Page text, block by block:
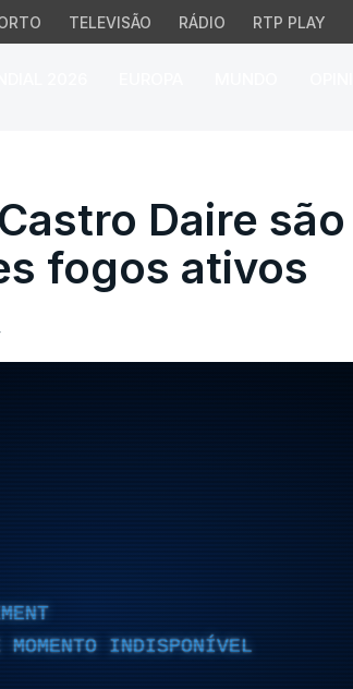
TELEVISÃO RÁDIO RTP PLAY
Daire são
Daire
fogos ativos
MOMENTO INDISPONÍVEL